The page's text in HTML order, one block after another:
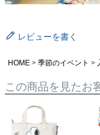
レビューを書く
HOME 季節のイベント
この商品を見たお